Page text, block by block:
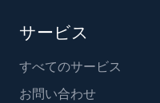
サービス
すべてのサービス
お問い合わせ